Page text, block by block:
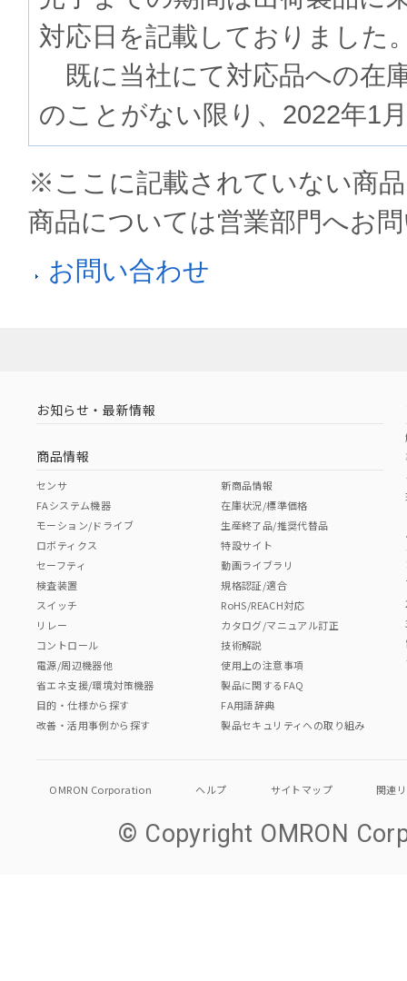
対応日を記載しておりました
既に当社にて対応品への在
のことがない限り、2022年1
※ここに記載されていない商
商品については営業部門へお
お問い合わせ
お知らせ・最新情報
商品情報
センサ
FAシステム機器
モーション/ドライブ
ロボティクス
セーフティ
検査装置
スイッチ
リレー
コントロール
電源/周辺機器他
省エネ支援/環境対策機器
目的・仕様から探す
改善・活用事例から探す
新商品情報
在庫状況/標準価格
生産終了品/推奨代替品
特設サイト
動画ライブラリ
規格認証/適合
RoHS/REACH対応
カタログ/マニュアル訂正
技術解説
使用上の注意事項
製品に関するFAQ
FA用語辞典
製品セキュリティへの取り組み
OMRON Corporation ヘルプ サイトマップ 関連
© Copyright OMRON